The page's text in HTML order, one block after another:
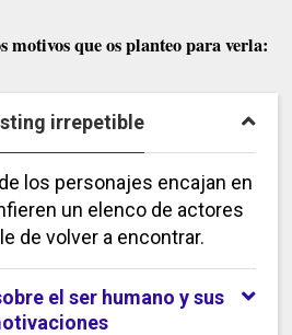
motivos que os planteo para verla:
irrepetible
los personajes encajan en
un elenco de actores
de volver a encontrar.
el ser humano y sus